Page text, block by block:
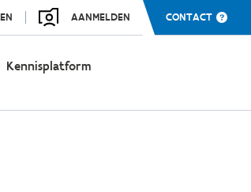
AANMELDEN CONTACT
Kennisplatform